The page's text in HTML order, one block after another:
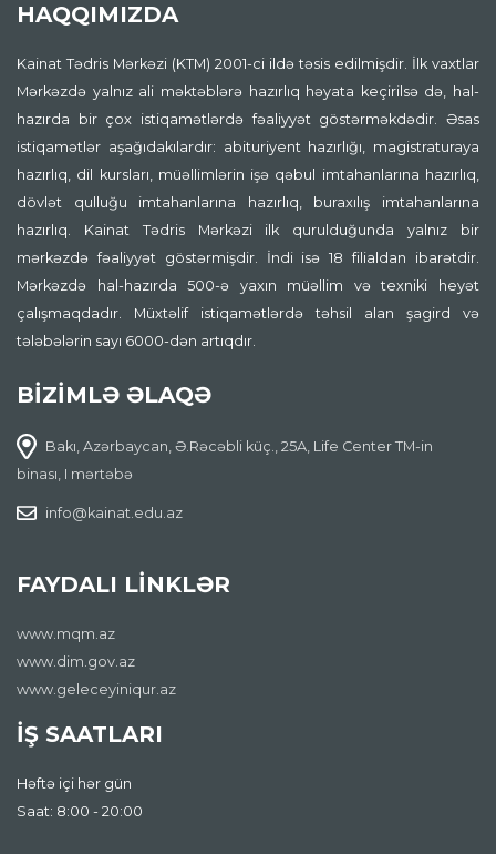
HAQQIMIZDA
Kainat Tədris Mərkəzi (KTM) 2001-ci ildə təsis edilmişdir. İlk vaxtlar
Mərkəzdə yalnız ali məktəblərə hazırlıq həyata keçirilsə də, hal-
hazırda bir çox istiqamətlərdə fəaliyyət göstərməkdədir. Əsas
istiqamətlər aşağıdakılardır: abituriyent hazırlığı, magistraturaya
hazırlıq, dil kursları, müəllimlərin işə qəbul imtahanlarına hazırlıq,
dövlət qulluğu imtahanlarına hazırlıq, buraxılış imtahanlarına
hazırlıq. Kainat Tədris Mərkəzi ilk qurulduğunda yalnız bir
mərkəzdə fəaliyyət göstərmişdir. İndi isə 18 filialdan ibarətdir.
Mərkəzdə hal-hazırda 500-ə yaxın müəllim və texniki heyət
çalışmaqdadır. Müxtəlif istiqamətlərdə təhsil alan şagird və
tələbələrin sayı 6000-dən artıqdır.
BİZİMLƏ ƏLAQƏ
Bakı, Azərbaycan, Ə.Rəcəbli küç., 25A, Life Center TM-in
binası, I mərtəbə
info@kainat.edu.az
FAYDALI LİNKLƏR
www.mqm.az
www.dim.gov.az
www.geleceyiniqur.az
İŞ SAATLARI
Həftə içi hər gün
Saat: 8:00 - 20:00